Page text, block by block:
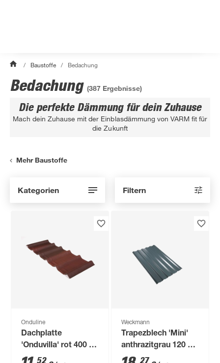
/ Baustoffe / Bedachung
Bedachung (387 Ergebnisse)
Die perfekte Dämmung für dein Zuhause
Mach dein Zuhause mit der Einblasdämmung von VARM fit für
die Zukunft
Mehr Baustoffe
Kategorien Filtern
Onduline
Dachplatte
'Onduvilla' rot 400 x
97 x 3 cm
52
Weckmann
Trapezblech 'Mini'
anthrazitgrau 120 x
77,6 x 0,05 cm
27